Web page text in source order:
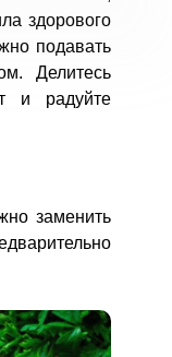
здорового
подавать
Делитесь
и радуйте
заменить